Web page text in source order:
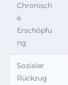
Chronisch
e
Erschöpfu
ng
Sozialer
Rückzug